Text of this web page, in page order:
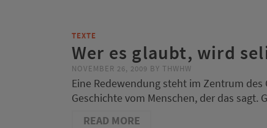
TEXTE
Wer es glaubt, wird
NOVEMBER 26, 2009 BY THWHW
Eine Redewendung steht im Zentrum
Geschichte vom Menschen, der das
READ MORE